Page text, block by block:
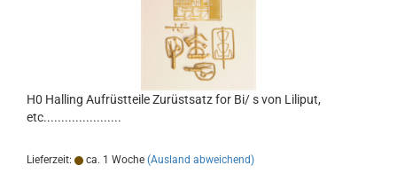
H0 Halling Aufrüstteile Zurüstsatz for Bi/ s von Liliput,
etc......................
Lieferzeit: ca. 1 Woche (Ausland abweichend)